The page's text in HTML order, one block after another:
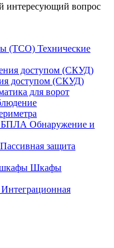
интересующий вопрос
Технические
доступом (СКУД)
для ворот
Обнаружение и
Пассивная защита
Шкафы
Интеграционная